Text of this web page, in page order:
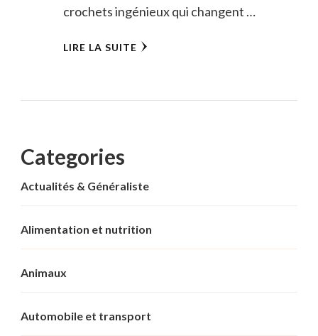
crochets ingénieux qui changent …
LIRE LA SUITE
Categories
Actualités & Généraliste
Alimentation et nutrition
Animaux
Automobile et transport